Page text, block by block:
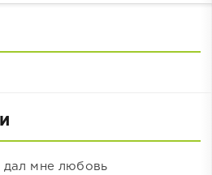
дал мне любовь